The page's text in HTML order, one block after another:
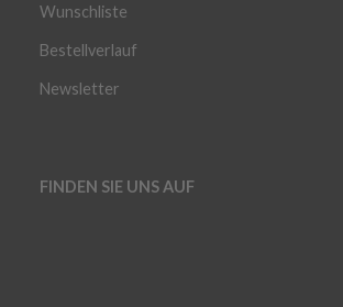
Wunschliste
Bestellverlauf
Newsletter
FINDEN SIE UNS AUF